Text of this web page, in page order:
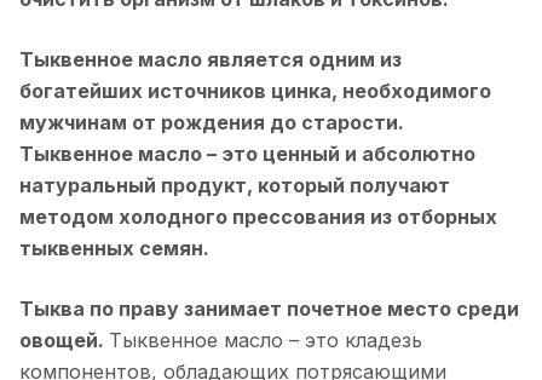
Тыквенное масло является одним из
богатейших источников цинка, необходимого
мужчинам от рождения до старости.
Тыквенное масло – это ценный и абсолютно
натуральный продукт, который получают
методом холодного прессования из отборных
тыквенных семян.
Тыква по праву занимает почетное место среди
овощей. Тыквенное масло – это кладезь
компонентов, обладающих потрясающими